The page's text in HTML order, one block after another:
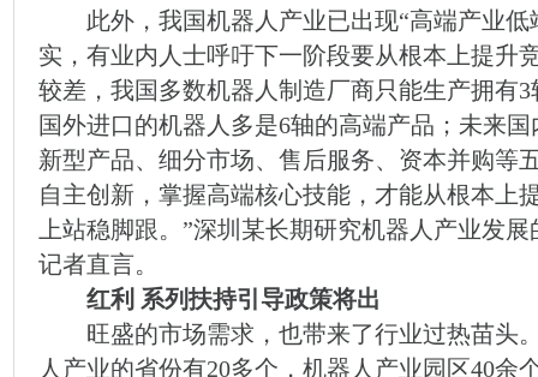
此外，我国机器人产业已出现“高端产业低
实，有业内人士呼吁下一阶段要从根本上提升
较差，我国多数机器人制造厂商只能生产拥有
国外进口的机器人多是6轴的高端产品；未来
新型产品、细分市场、售后服务、资本并购等
自主创新，掌握高端核心技能，才能从根本上
上站稳脚跟。”深圳某长期研究机器人产业发
记者直言。
红利 系列扶持引导政策将出
旺盛的市场需求，也带来了行业过热苗头
人产业的省份有20多个，机器人产业园区40余